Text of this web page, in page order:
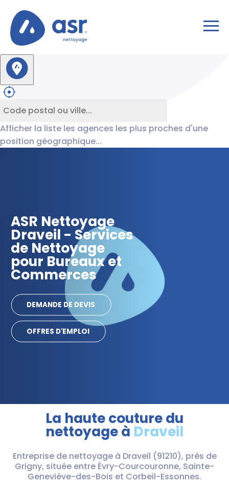
Afficher la liste les agences les plus proches d'une
position géographique...
ASR Nettoyage
Draveil - Services
de Nettoyage
pour Bureaux et
Commerces
DEMANDE DE DEVIS
OFFRES D'EMPLOI
La haute couture du
nettoyage à Draveil
Entreprise de nettoyage à Draveil (91210), près de
Grigny, située entre Évry-Courcouronne, Sainte-
Geneviève-des-Bois et Corbeil-Essonnes.